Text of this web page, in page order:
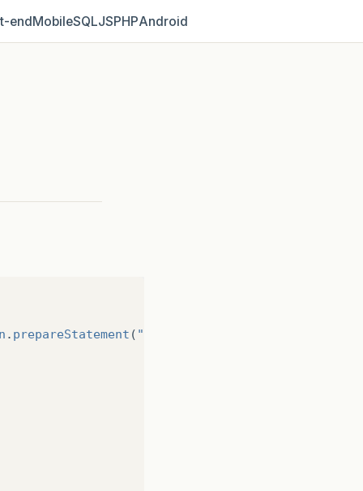
MobileSQLJSPHPAndroid
. prepareStatement ( "update contatos set  nome=?,